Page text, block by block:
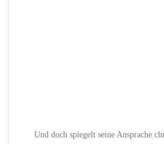
Und doch spiegelt seine Ansprache